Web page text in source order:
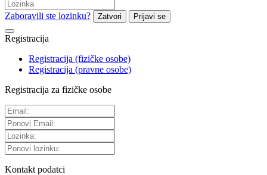
Zaboravili ste lozinku? Zatvori Prijavi se
Registracija
Registracija (fizičke osobe)
Registracija (pravne osobe)
Registracija za fizičke osobe
Kontakt podatci